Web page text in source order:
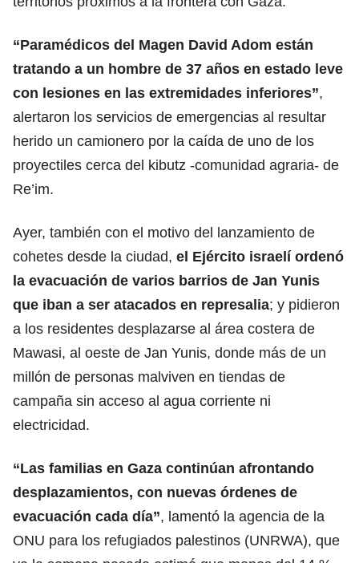
“Paramédicos del Magen David Adom están
tratando a un hombre de 37 años en estado leve
con lesiones en las extremidades inferiores”,
alertaron los servicios de emergencias al resultar
herido un camionero por la caída de uno de los
proyectiles cerca del kibutz -comunidad agraria- de
Re’im.
Ayer, también con el motivo del lanzamiento de
cohetes desde la ciudad, el Ejército israelí ordenó
la evacuación de varios barrios de Jan Yunis
que iban a ser atacados en represalia; y pidieron
a los residentes desplazarse al área costera de
Mawasi, al oeste de Jan Yunis, donde más de un
millón de personas malviven en tiendas de
campaña sin acceso al agua corriente ni
electricidad.
“Las familias en Gaza continúan afrontando
desplazamientos, con nuevas órdenes de
evacuación cada día”, lamentó la agencia de la
ONU para los refugiados palestinos (UNRWA), que